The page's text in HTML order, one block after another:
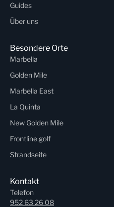
Guides
Über uns
Besondere Orte
Marbella
Golden Mile
Marbella East
La Quinta
New Golden Mile
Frontline golf
Strandseite
Kontakt
Telefon
952 63 26 08